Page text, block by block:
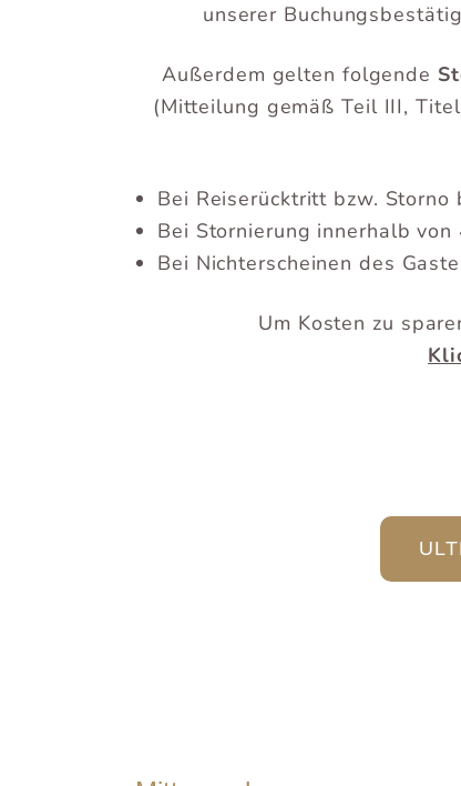
unserer
Außerdem gelten folgende
(Mitteilung gemäß Teil III,
Bei Reiserücktritt bzw.
Bei Stornierung innerhalb
Bei Nichterscheinen des
Um Kosten zu